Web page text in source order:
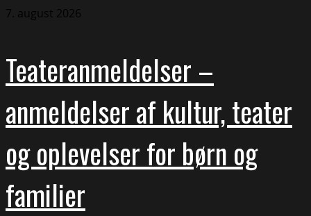
Skip
7. august 2026
Teateranmeldelser –
anmeldelser af kultur, teater
og oplevelser for børn og
familier